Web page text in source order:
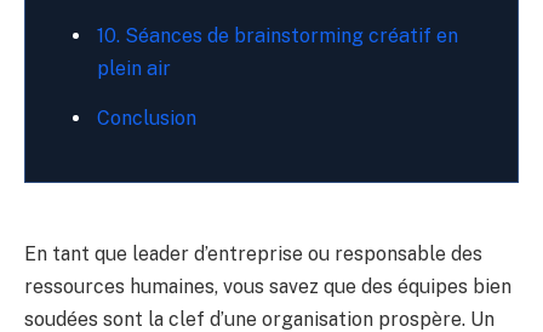
10. Séances de brainstorming créatif en
plein air
Conclusion
En tant que leader d’entreprise ou responsable des
ressources humaines, vous savez que des équipes bien
soudées sont la clef d’une organisation prospère. Un